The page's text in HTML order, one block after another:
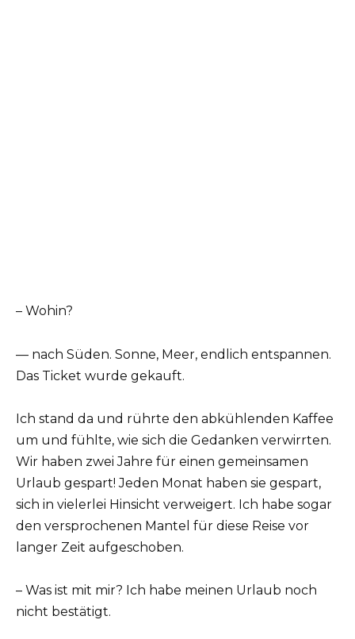
– Wohin?
— nach Süden. Sonne, Meer, endlich entspannen.
Das Ticket wurde gekauft.
Ich stand da und rührte den abkühlenden Kaffee
um und fühlte, wie sich die Gedanken verwirrten.
Wir haben zwei Jahre für einen gemeinsamen
Urlaub gespart! Jeden Monat haben sie gespart,
sich in vielerlei Hinsicht verweigert. Ich habe sogar
den versprochenen Mantel für diese Reise vor
langer Zeit aufgeschoben.
– Was ist mit mir? Ich habe meinen Urlaub noch
nicht bestätigt.